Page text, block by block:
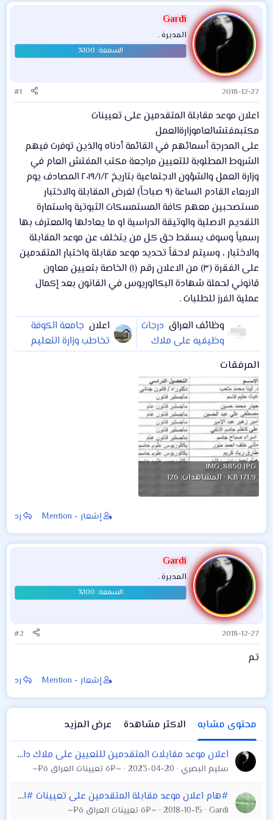
Gardi
المديرة .
2018-12-27
#1
اعلان موعد مقابلة المتقدمين على تعيينات
مكتبمفتشالعاموزارةالعمل
على المدرجة أسمائهم في القائمة أدناه والذين توفرت فيهم
الشروط المطلوبة للتعيين مراجعة مكتب المفتش العام في
وزارة العمل والشؤون الاجتماعية بتاريخ ٢٠١٩/١/٢ المصادف يوم
الاربعاء القادم الساعة (٩ صباحاً) لغرض المقابلة والاختبار
مستصحبين معهم كافة المستمسكات الثبوتية واستمارة
التقديم الاصلية والوثيقة الدراسية او ما يعادلها والمعترف بها
رسمياً وسوف يسقط حق كل من يتخلف عن موعد المقابلة
والاختبار ، وسيتم لاحقاً تحديد موعد مقابلة واختبار المتقدمين
على الفقرة (٣) من الاعلان رقم (١) الخاصة بتعيين معاون
قانوني لحملة شهادة البكالوريوس في القانون بعد إكمال
عملية الفرز للطلبات .
وظائف العراق درجات
وظيفيه على ملاك
ديوان محافظة
كركوك
اعلان جامعة الكوفة
تخاطب وزارة التعليم
العالي لتعيين اجراء
المرفقات
IMG_8850.JPG
171.9 KB · المشاهدات: 126
إشعار - Mention رد
Gardi
المديرة .
2018-12-27
#2
تم
إشعار - Mention رد
محتوى مشابه الاكثر مشاهدة
عرض المزيد
اعلان موعد مقابلات المتقدمين للتعيين على ملاك دائرة تنفيذ أعمال كري الأنهر
سليم البصري 2023-04-20 ~¤ô تعيينات العراق ô¤~
#هام اعلان موعد مقابلة المتقدمين على تعيينات #الهيأة_العامة_للمساحة / وزارة الموارد المائية
Gardi
2018-10-15 ~¤ô تعيينات العراق ô¤~